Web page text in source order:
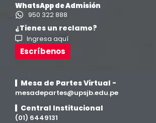
Ingeniería en Enología y Viticultura
Investigación y Responsabilidad Social
WhatsApp de Admisión
950 322 888
¿Tienes un reclamo?
Ingresa aquí
Escríbenos
Mesa de Partes Virtual -
mesadepartes@upsjb.edu.pe
Central Institucional
(01) 6449131